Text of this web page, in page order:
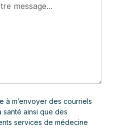
à m’envoyer des courriels
ainsi que des
services de médecine